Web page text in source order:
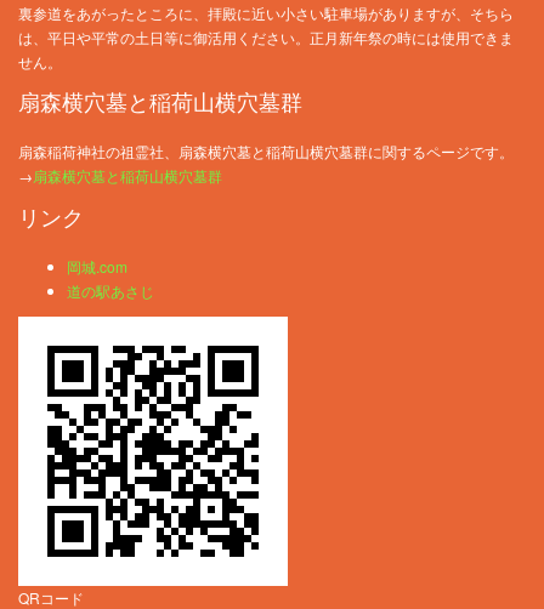
裏参道をあがったところに、拝殿に近い小さい駐車場がありますが、そちら
は、平日や平常の土日等に御活用ください。正月新年祭の時には使用できま
せん。
扇森横穴墓と稲荷山横穴墓群
扇森稲荷神社の祖霊社、扇森横穴墓と稲荷山横穴墓群に関するページです。
→扇森横穴墓と稲荷山横穴墓群
リンク
岡城.com
道の駅あさじ
QRコード